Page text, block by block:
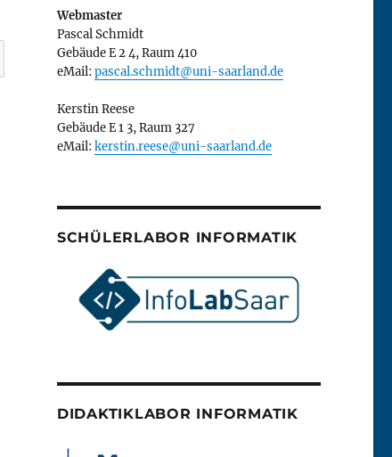
Webmaster
Pascal Schmidt
Gebäude E 2 4, Raum 410
eMail: pascal.schmidt@uni-saarland.de
Kerstin Reese
Gebäude E 1 3, Raum 327
eMail: kerstin.reese@uni-saarland.de
SCHÜLERLABOR INFORMATIK
DIDAKTIKLABOR INFORMATIK